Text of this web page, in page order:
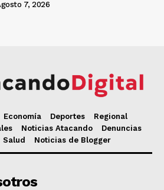
7, 2026
Economía Deportes
Regional
Noticias Atacando
Denuncias
Salud Noticias de Blogger